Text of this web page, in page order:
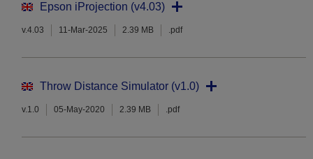
Epson iProjection (v4.03)
v.4.03 11-Mar-2025 2.39 MB .pdf
Throw Distance Simulator (v1.0)
v.1.0 05-May-2020 2.39 MB .pdf